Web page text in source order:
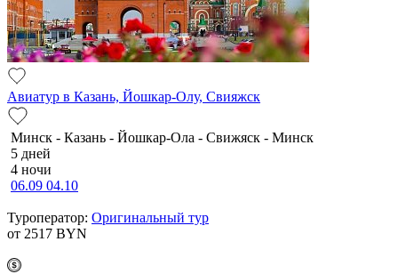
Авиатур в Казань, Йошкар-Олу, Свияжск
Минск - Казань - Йошкар-Ола - Свижяск - Минск
5 дней
4 ночи
06.09 04.10
Туроператор: Оригинальный тур
от 2517 BYN